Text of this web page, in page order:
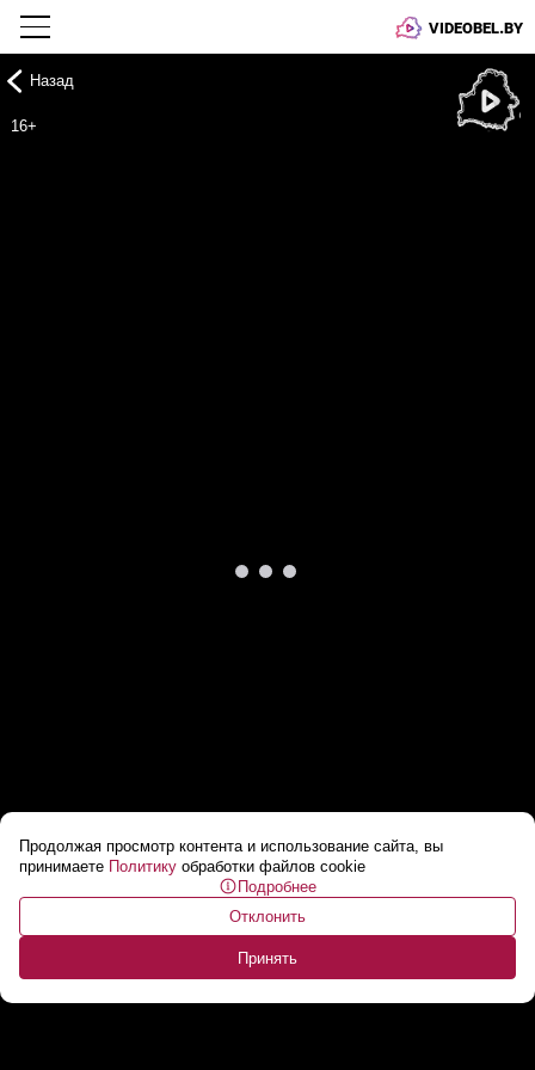
VIDEOBEL.BY
Продолжая просмотр контента и использование сайта, вы
принимаете Политику обработки файлов cookie
Подробнее
Отклонить
Принять
Назад
16+
Лукашенко: Главное сберечь Молдову для
молдаван!...